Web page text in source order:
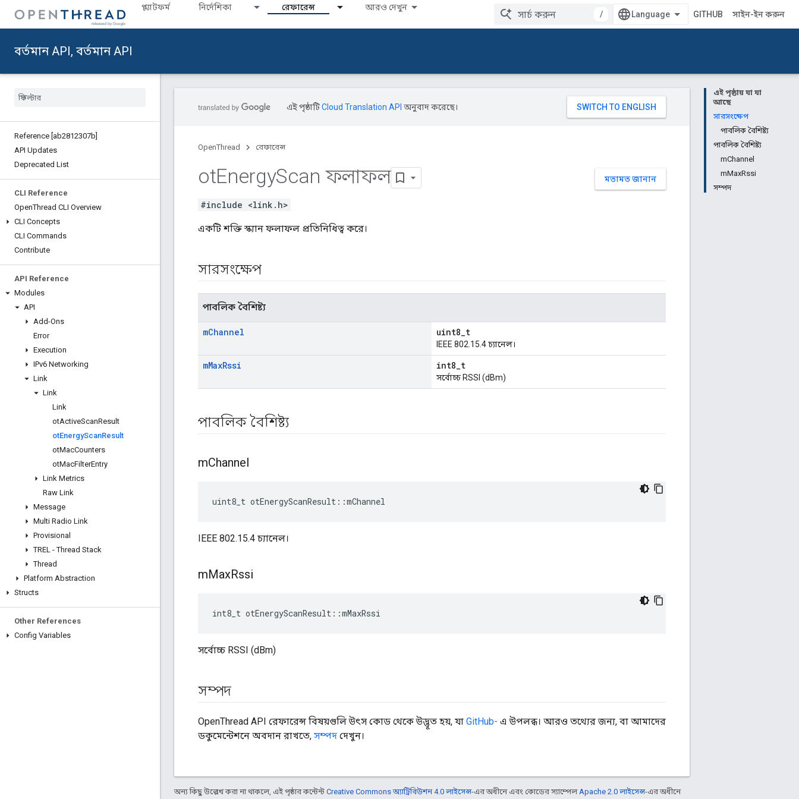
প্ল্যাটফর্ম নির্দেশিকা রেফারেন্স আরও দেখুন
/ GITHUB সাইন-ইন করুন
বর্তমান API, বর্তমান API
Reference [ab2812307b]
API Updates
Deprecated List
CLI Reference
OpenThread CLI Overview
CLI Concepts
CLI Commands
Contribute
API Reference
Modules
API
Add-Ons
Error
Execution
IPv6 Networking
Link
Link
Link
otActiveScanResult
otEnergyScanResult
otMacCounters
otMacFilterEntry
Link Metrics
Raw Link
Message
Multi Radio Link
Provisional
TREL - Thread Stack
Thread
Platform Abstraction
Structs
Other References
Config Variables
এই পৃষ্ঠায় যা যা
আছে
সারসংক্ষেপ
পাবলিক বৈশিষ্ট্য
পাবলিক বৈশিষ্ট্য
mChannel
mMaxRssi
সম্পদ
এই পৃষ্ঠাটিCloud Translation API অনুবাদ করেছে।
OpenThread রেফারেন্স
মতামত জানান
otEnergyScan ফলাফল
#include <link.h>
একটি শক্তি স্ক্যান ফলাফল প্রতিনিধিত্ব করে।
সারসংক্ষেপ
পাবলিক বৈশিষ্ট্য
mChannel uint8_t
IEEE 802.15.4 চ্যানেল।
mMaxRssi int8_t
সর্বোচ্চ RSSI (dBm)
পাবলিক বৈশিষ্ট্য
mChannel
uint8_t otEnergyScanResult ::mChannel
IEEE 802.15.4 চ্যানেল।
mMaxRssi
int8_t otEnergyScanResult ::mMaxRssi
সর্বোচ্চ RSSI (dBm)
সম্পদ
OpenThread API রেফারেন্স বিষয়গুলি উৎস কোড থেকে উদ্ভূত হয়, যা GitHub- এ উপলব্ধ। আরও তথ্যের জন্য, বা আমাদের
ডকুমেন্টেশনে অবদান রাখতে, সম্পদ দেখুন।
অন্য কিছু উল্লেখ করা না থাকলে, এই পৃষ্ঠার কন্টেন্ট Creative Commons অ্যাট্রিবিউশন 4.0 লাইসেন্স-এর অধীনে এবং কোডের স্যাম্পেলApache 2.0 লাইসেন্স-এর অধীনে